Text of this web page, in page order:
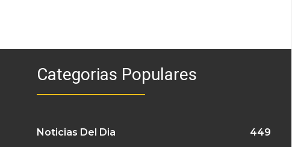
Categorias Populares
Noticias Del Dia 449